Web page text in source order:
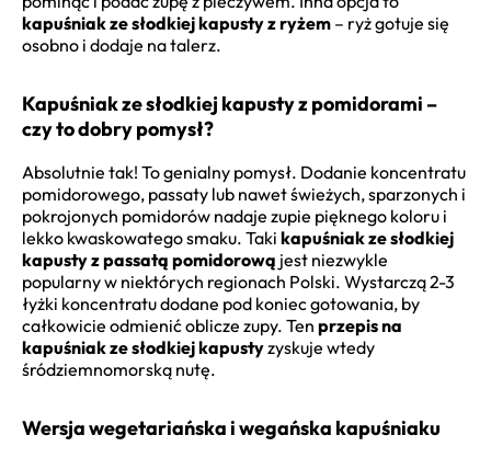
kapuśniak ze słodkiej kapusty z ryżem – ryż gotuje się
osobno i dodaje na talerz.
Kapuśniak ze słodkiej kapusty z pomidorami –
czy to dobry pomysł?
Absolutnie tak! To genialny pomysł. Dodanie koncentratu
pomidorowego, passaty lub nawet świeżych, sparzonych i
pokrojonych pomidorów nadaje zupie pięknego koloru i
lekko kwaskowatego smaku. Taki kapuśniak ze słodkiej
kapusty z passatą pomidorową jest niezwykle
popularny w niektórych regionach Polski. Wystarczą 2-3
łyżki koncentratu dodane pod koniec gotowania, by
całkowicie odmienić oblicze zupy. Ten przepis na
kapuśniak ze słodkiej kapustyzyskuje wtedy
śródziemnomorską nutę.
Wersja wegetariańska i wegańska kapuśniaku